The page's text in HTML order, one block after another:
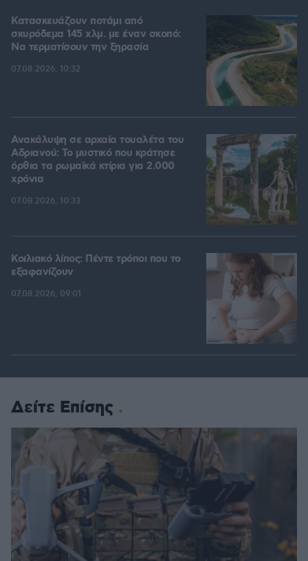
Κατασκευάζουν ποτάμι από
σκυρόδεμα 145 χλμ. με έναν σκοπό:
Να τερματίσουν την ξηρασία
07.08.2026, 10:32
Ανακάλυψη σε αρχαία τουαλέτα του
Αδριανού: Το μυστικό που κράτησε
όρθια τα ρωμαϊκά κτίρια για 2.000
χρόνια
07.08.2026, 10:33
Κοιλιακό λίπος: Πέντε τρόποι που το
εξαφανίζουν
07.08.2026, 09:01
Δείτε Επίσης